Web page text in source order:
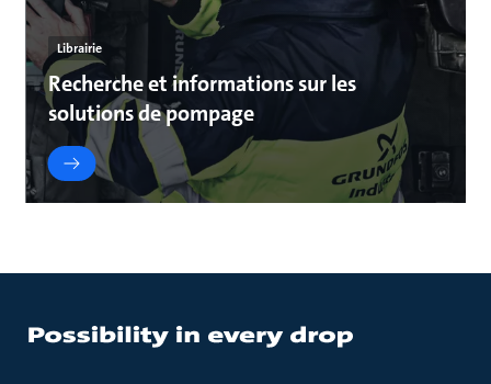
Librairie
Recherche et informations sur les
solutions de pompage